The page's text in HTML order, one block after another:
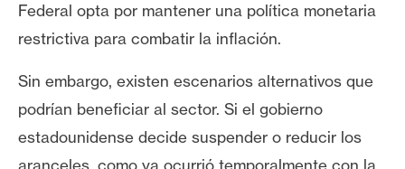
Federal opta por mantener una política monetaria
restrictiva para combatir la inflación.
Sin embargo, existen escenarios alternativos que
podrían beneficiar al sector. Si el gobierno
estadounidense decide suspender o reducir los